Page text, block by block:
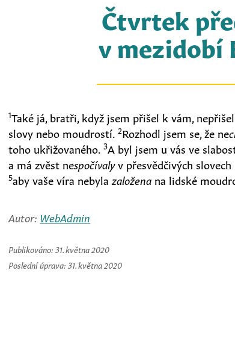
Čtvrtek
v mezidobí
1Také já, bratři, když jsem přišel k vám,
slovy nebo moudrostí.2Rozhodl jsem se, že ne
toho ukřižovaného.3A byl jsem u vás ve
a má zvěst nespočívalyv přesvědčivých
5aby vaše víra nebyla založena na lidské
Autor: WebAdmin
Publikováno: 31. května 2020
Poslední úprava: 31. května 2020